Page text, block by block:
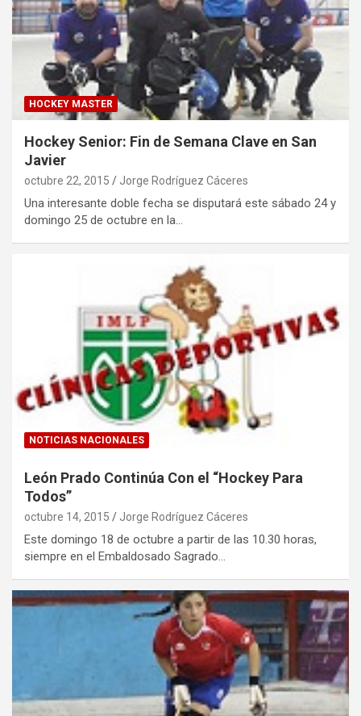
HOCKEY MASTER
Hockey Senior: Fin de Semana Clave en San
Javier
octubre 22, 2015 Jorge Rodríguez Cáceres
Una interesante doble fecha se disputará este sábado 24 y
domingo 25 de octubre en la…
NOTICIAS NACIONALES
León Prado Continúa Con el “Hockey Para
Todos”
octubre 14, 2015 Jorge Rodríguez Cáceres
Este domingo 18 de octubre a partir de las 10.30 horas,
siempre en el Embaldosado Sagrado…